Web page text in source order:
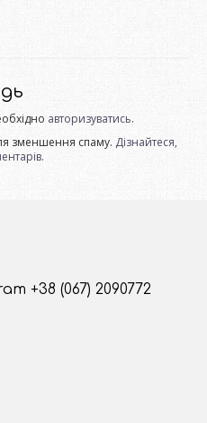
авторизуватись.
зменшення спаму. Дізнайтеся,
+38 (067) 2090772